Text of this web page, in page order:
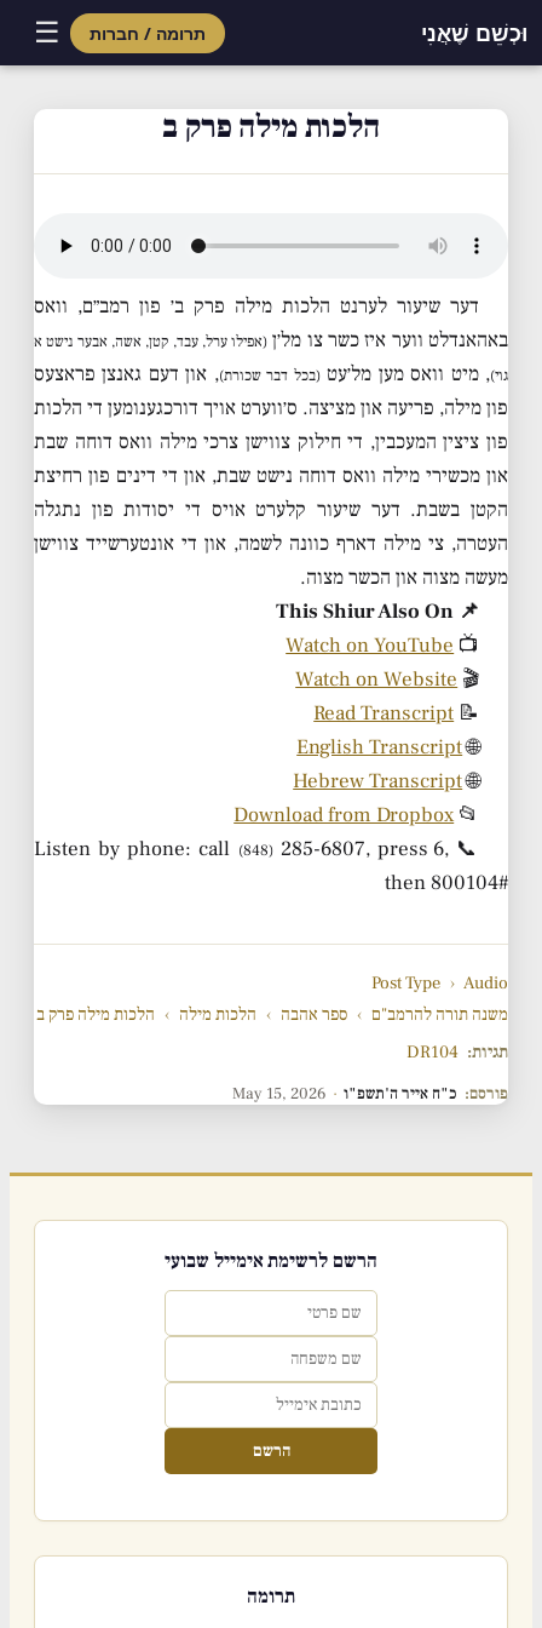
וּכְשֵׁם שֶׁאֲנִי תרומה / חברות ☰
הלכות מילה פרק ב
דער שיעור לערנט הלכות מילה פרק ב׳ פון רמב״ם, וואס
באהאנדלט ווער איז כשר צו מל׳ן (אפילו ערל, עבד, קטן, אשה, אבער נישט א
גוי), מיט וואס מען מל׳עט(בכל דבר שכורת), און דעם גאנצן פראצעס
פון מילה, פריעה און מציצה. ס׳ווערט אויך דורכגענומען די הלכות
פון ציצין המעכבין, די חילוק צווישן צרכי מילה וואס דוחה שבת
און מכשירי מילה וואס דוחה נישט שבת, און די דינים פון רחיצת
הקטן בשבת. דער שיעור קלערט אויס די יסודות פון נתגלה
העטרה, צי מילה דארף כוונה לשמה, און די אונטערשייד צווישן
מעשה מצוה און הכשר מצוה.
📌 This Shiur Also On
📺
Watch on YouTube
🎬
Watch on Website
📝
Read Transcript
🌐
English Transcript
🌐
Hebrew Transcript
📂
Download from Dropbox
📞 Listen by phone: call
(848)285-6807, press 6,
then 800104#
Post Type › Audio
משנה תורה להרמב"ם › ספר אהבה › הלכות מילה › הלכות מילה פרק ב
תגיות: DR104
פורסם: כ"ח אייר ה'תשפ"ו ·
May 15, 2026
הרשם לרשימת אימייל שבועי
הרשם
תרומה